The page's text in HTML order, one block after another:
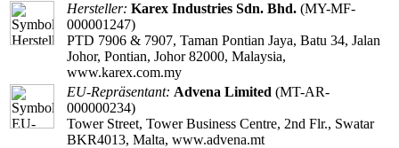
Hersteller: Karex Industries Sdn. Bhd. (MY-MF-
000001247)
PTD 7906 & 7907, Taman Pontian Jaya, Batu 34, Jalan
Johor, Pontian, Johor 82000, Malaysia,
www.karex.com.my
EU-Repräsentant: Advena Limited (MT-AR-
000000234)
Tower Street, Tower Business Centre, 2nd Flr., Swatar
BKR4013, Malta, www.advena.mt